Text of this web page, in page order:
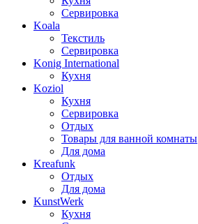
Сервировка
Koala
Текстиль
Сервировка
Konig International
Кухня
Koziol
Кухня
Сервировка
Отдых
Товары для ванной комнаты
Для дома
Kreafunk
Отдых
Для дома
KunstWerk
Кухня